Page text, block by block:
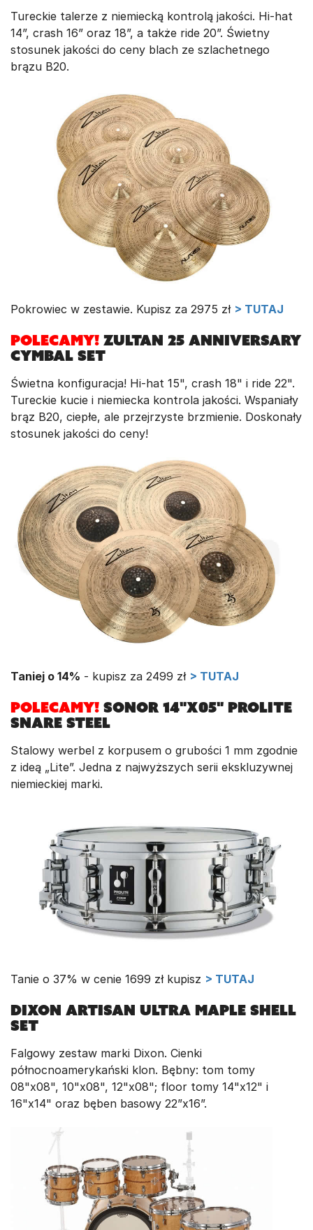
Tureckie talerze z niemiecką kontrolą jakości. Hi-hat
14”, crash 16” oraz 18”, a także ride 20”. Świetny
stosunek jakości do ceny blach ze szlachetnego
brązu B20.
Pokrowiec w zestawie. Kupisz za 2975 zł > TUTAJ
POLECAMY! Zultan 25 Anniversary
Cymbal Set
Świetna konfiguracja! Hi-hat 15", crash 18" i ride 22".
Tureckie kucie i niemiecka kontrola jakości. Wspaniały
brąz B20, ciepłe, ale przejrzyste brzmienie. Doskonały
stosunek jakości do ceny!
Taniej o 14% - kupisz za 2499 zł > TUTAJ
POLECAMY! Sonor 14"x05" ProLite
Snare Steel
Stalowy werbel z korpusem o grubości 1 mm zgodnie
z ideą „Lite”. Jedna z najwyższych serii ekskluzywnej
niemieckiej marki.
Tanie o 37% w cenie 1699 zł kupisz > TUTAJ
Dixon Artisan Ultra Maple Shell
Set
Falgowy zestaw marki Dixon. Cienki
północnoamerykański klon. Bębny: tom tomy
08"x08", 10"x08", 12"x08"; floor tomy 14"x12" i
16"x14" oraz bęben basowy 22”x16”.